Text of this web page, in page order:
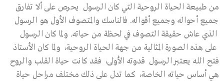
من طبيعة الحياة الروحية التي كان الرسول يحرص على ألا تفارق
جميع أحواله وجميع أقواله. فالناسك والمتصوف الأول هو الرسول
الذي عاش حقيقة التصوف في لحظة من حياته. ولما كان الرسول
على هذه الصورة المثالية من جهة الحياة الروحية، ولما كان الأستاذ
فتح الله يعتبر الرسول قدوته الأولى، فقد كانت حياة القلب والروح
هي أساس حياته الخاصة، كما تدل على ذلك مختلف مراحل حياة